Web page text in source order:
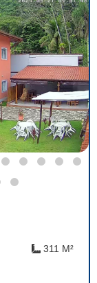
311 M²